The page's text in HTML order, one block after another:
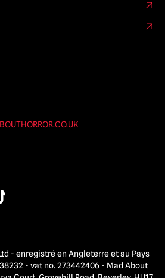
- enregistré en Angleterre et au Pays
- vat no. 273442406 - Mad About